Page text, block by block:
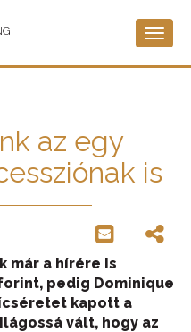
az egy
is
már a hírére is
pedig Dominique
kapott a
vált, hogy az